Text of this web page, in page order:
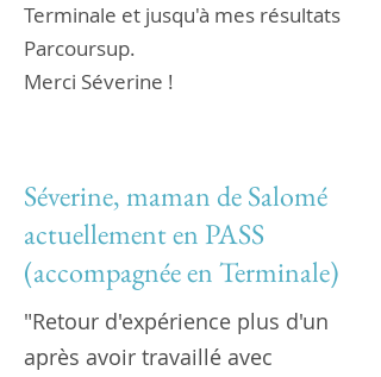
Terminale et jusqu'à mes résultats
Parcoursup.
Merci Séverine !
Séverine, maman de Salomé
actuellement en PASS
(accompagnée en Terminale)
"Retour d'expérience plus d'un
après avoir travaillé avec